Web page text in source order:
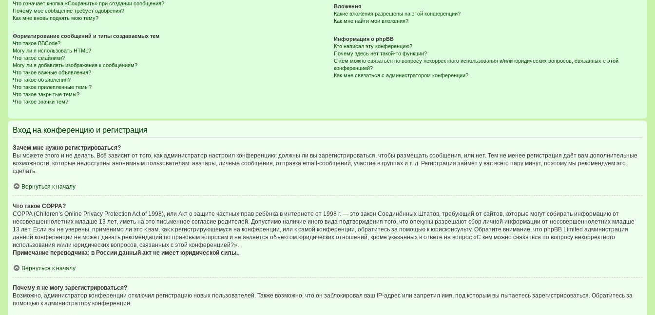
Что означает кнопка «Сохранить» при создании сообщения?
Почему моё сообщение требует одобрения?
Как мне вновь поднять мою тему?
Форматирование сообщений и типы создаваемых тем
Что такое BBCode?
Могу ли я использовать HTML?
Что такое смайлики?
Могу ли я добавлять изображения к сообщениям?
Что такое важные объявления?
Что такое объявления?
Что такое прилепленные темы?
Что такое закрытые темы?
Что такое значки тем?
Вложения
Какие вложения разрешены на этой конференции?
Как мне найти мои вложения?
Информация о phpBB
Кто написал эту конференцию?
Почему здесь нет такой-то функции?
С кем можно связаться по вопросу некорректного использования и/или юридических вопросов, связанных с этой
конференцией?
Как мне связаться с администратором конференции?
Вход на конференцию и регистрация
Зачем мне нужно регистрироваться?
Вы можете этого и не делать. Всё зависит от того, как администратор настроил конференцию: должны ли вы зарегистрироваться, чтобы размещать сообщения, или нет. Тем не менее регистрация даёт вам дополнительные
возможности, которые недоступны анонимным пользователям: аватары, личные сообщения, отправка email-сообщений, участие в группах и т. д. Регистрация займёт у вас всего пару минут, поэтому мы рекомендуем это
сделать.
Вернуться к началу
Что такое COPPA?
COPPA (Children’s Online Privacy Protection Act of 1998), или Акт о защите частных прав ребёнка в интернете от 1998 г. — это закон Соединённых Штатов, требующий от сайтов, которые могут собирать информацию от
несовершеннолетних младше 13 лет, иметь на это письменное согласие родителей. Допустимо наличие иного вида подтверждения того, что опекуны разрешают сбор личной информации от несовершеннолетних младше
13 лет. Если вы не уверены, применимо ли это к вам, как к регистрирующемуся на конференции, или к самой конференции, обратитесь за помощью к юрисконсульту. Обратите внимание, что phpBB Limited администрация
данной конференции не может давать рекомендаций по правовым вопросам и не является объектом юридических отношений, кроме указанных в ответе на вопрос «С кем можно связаться по вопросу некорректного
использования и/или юридических вопросов, связанных с этой конференцией?».
Примечание переводчика: в России данный акт не имеет юридической силы..
Вернуться к началу
Почему я не могу зарегистрироваться?
Возможно, администратор конференции отключил регистрацию новых пользователей. Также возможно, что он заблокировал ваш IP-адрес или запретил имя, под которым вы пытаетесь зарегистрироваться. Обратитесь за
помощью к администратору конференции.